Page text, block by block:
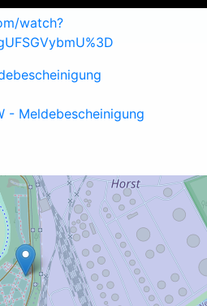
watch?
- Meldebescheinigung